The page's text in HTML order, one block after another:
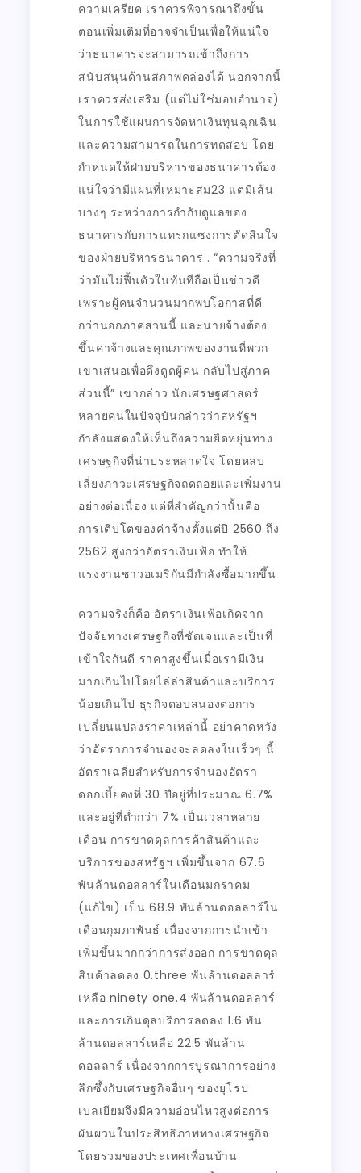
ความเครียด เราควรพิจารณาถึงขั้น
ตอนเพิ่มเติมที่อาจจำเป็นเพื่อให้แน่ใจ
ว่าธนาคารจะสามารถเข้าถึงการ
สนับสนุนด้านสภาพคล่องได้ นอกจากนี้
เราควรส่งเสริม (แต่ไม่ใช่มอบอำนาจ)
ในการใช้แผนการจัดหาเงินทุนฉุกเฉิน
และความสามารถในการทดสอบ โดย
กำหนดให้ฝ่ายบริหารของธนาคารต้อง
แน่ใจว่ามีแผนที่เหมาะสม23 แต่มีเส้น
บางๆ ระหว่างการกำกับดูแลของ
ธนาคารกับการแทรกแซงการตัดสินใจ
ของฝ่ายบริหารธนาคาร . “ความจริงที่
ว่ามันไม่ฟื้นตัวในทันทีถือเป็นข่าวดี
เพราะผู้คนจำนวนมากพบโอกาสที่ดี
กว่านอกภาคส่วนนี้ และนายจ้างต้อง
ขึ้นค่าจ้างและคุณภาพของงานที่พวก
เขาเสนอเพื่อดึงดูดผู้คน กลับไปสู่ภาค
ส่วนนี้” เขากล่าว นักเศรษฐศาสตร์
หลายคนในปัจจุบันกล่าวว่าสหรัฐฯ
กำลังแสดงให้เห็นถึงความยืดหยุ่นทาง
เศรษฐกิจที่น่าประหลาดใจ โดยหลบ
เลี่ยงภาวะเศรษฐกิจถดถอยและเพิ่มงาน
อย่างต่อเนื่อง แต่ที่สำคัญกว่านั้นคือ
การเติบโตของค่าจ้างตั้งแต่ปี 2560 ถึง
2562 สูงกว่าอัตราเงินเฟ้อ ทำให้
แรงงานชาวอเมริกันมีกำลังซื้อมากขึ้น
ความจริงก็คือ อัตราเงินเฟ้อเกิดจาก
ปัจจัยทางเศรษฐกิจที่ชัดเจนและเป็นที่
เข้าใจกันดี ราคาสูงขึ้นเมื่อเรามีเงิน
มากเกินไปโดยไล่ล่าสินค้าและบริการ
น้อยเกินไป ธุรกิจตอบสนองต่อการ
เปลี่ยนแปลงราคาเหล่านี้ อย่าคาดหวัง
ว่าอัตราการจำนองจะลดลงในเร็วๆ นี้
อัตราเฉลี่ยสำหรับการจำนองอัตรา
ดอกเบี้ยคงที่ 30 ปีอยู่ที่ประมาณ 6.7%
และอยู่ที่ต่ำกว่า 7% เป็นเวลาหลาย
เดือน การขาดดุลการค้าสินค้าและ
บริการของสหรัฐฯ เพิ่มขึ้นจาก 67.6
พันล้านดอลลาร์ในเดือนมกราคม
(แก้ไข) เป็น 68.9 พันล้านดอลลาร์ใน
เดือนกุมภาพันธ์ เนื่องจากการนำเข้า
เพิ่มขึ้นมากกว่าการส่งออก การขาดดุล
สินค้าลดลง 0.three พันล้านดอลลาร์
เหลือ ninety one.4 พันล้านดอลลาร์
และการเกินดุลบริการลดลง 1.6 พัน
ล้านดอลลาร์เหลือ 22.5 พันล้าน
ดอลลาร์ เนื่องจากการบูรณาการอย่าง
ลึกซึ้งกับเศรษฐกิจอื่นๆ ของยุโรป
เบลเยียมจึงมีความอ่อนไหวสูงต่อการ
ผันผวนในประสิทธิภาพทางเศรษฐกิจ
โดยรวมของประเทศเพื่อนบ้าน